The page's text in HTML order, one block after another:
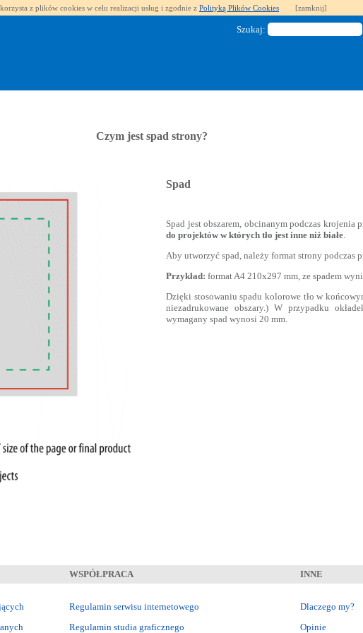
z plików cookies w celu realizacji usług i zgodnie z Polityką Plików Cookies [zamknij]
Szukaj:
Czym jest spad strony?
Spad
Spad jest obszarem, obcinanym podczas krojenia
do projektów w których tło jest inne niż białe.
Aby utworzyć spad, należy format strony podczas
Przykład: format A4 210x297 mm, ze spadem
Dzięki stosowaniu spadu kolorowe tło w
niezadrukowane obszary.) W przypadku
wymagany spad wynosi 20 mm.
WSPÓŁPRACA
Regulamin serwisu internetowego
Regulamin studia graficznego
INNE
Dlaczego my?
Opinie